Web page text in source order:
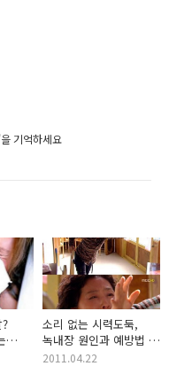
기억하세요
.
소리 없는 시력도둑,
녹내장 원인과 예방법 -
소중한 우리 눈 지켜요!
2011.04.22